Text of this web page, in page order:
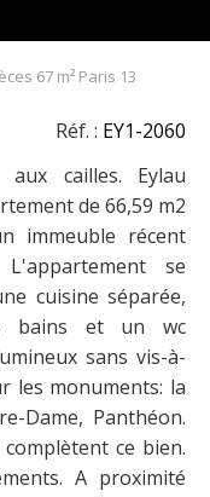
67 m² Paris 13
Réf. : EY1-2060
cailles. Eylau
de 66,59 m2
immeuble récent
se
cuisine séparée,
bains et un wc
sans vis-à-
les monuments: la
Dame, Panthéon.
ce bien.
A proximité